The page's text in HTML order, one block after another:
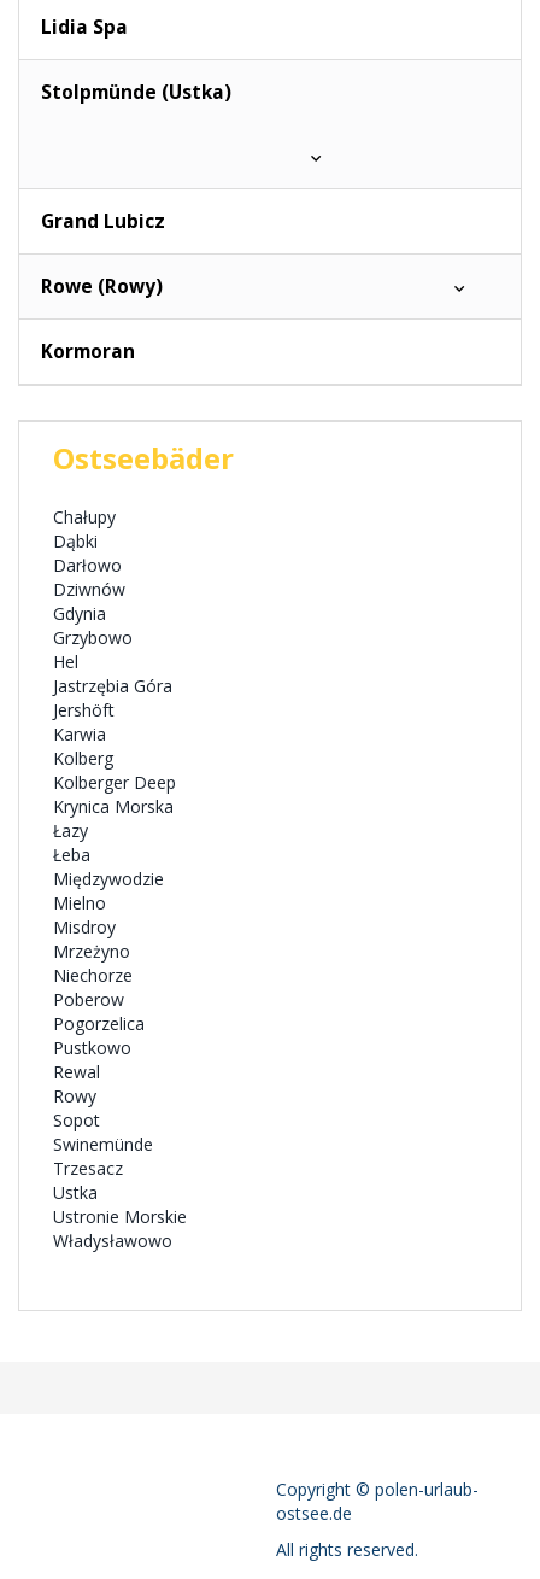
Lidia Spa
Stolpmünde (Ustka)
Grand Lubicz
Rowe (Rowy)
Kormoran
Ostseebäder
Chałupy
Dąbki
Darłowo
Dziwnów
Gdynia
Grzybowo
Hel
Jastrzębia Góra
Jershöft
Karwia
Kolberg
Kolberger Deep
Krynica Morska
Łazy
Łeba
Międzywodzie
Mielno
Misdroy
Mrzeżyno
Niechorze
Poberow
Pogorzelica
Pustkowo
Rewal
Rowy
Sopot
Swinemünde
Trzesacz
Ustka
Ustronie Morskie
Władysławowo
Copyright © polen-urlaub-
ostsee.de
All rights reserved.